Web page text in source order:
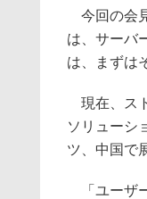
今回の会
は、サーバ
は、まずは
現在、ス
ソリューシ
ツ、中国で
「ユーザ